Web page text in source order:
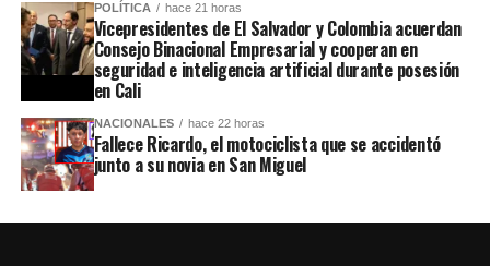
POLÍTICA hace 21 horas
Vicepresidentes de El Salvador y Colombia acuerdan
Consejo Binacional Empresarial y cooperan en
seguridad e inteligencia artificial durante posesión
en Cali
NACIONALES hace 22 horas
Fallece Ricardo, el motociclista que se accidentó
junto a su novia en San Miguel